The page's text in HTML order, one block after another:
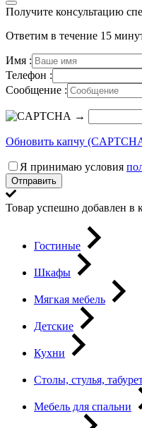
Получите консультацию
Ответим в течение 15
Имя :
Телефон :
Сообщение :
→
Обновить капчу
Я принимаю условия
Отправить
Товар успешно добавлен в
Гостиные
Шкафы
Мягкая мебель
Детские
Кухни
Столы, стулья,
Мебель для спальни